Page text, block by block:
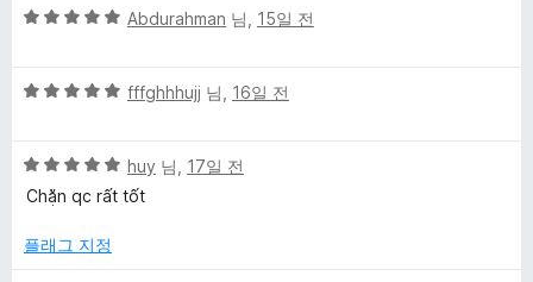
5
점
점
Abdurahman 님, 15일 전
5
점
에
점
fffghhhujj 님, 16일 전
5
점
점
huy 님, 17일 전
Chặn qc rất tốt
플래그 지정